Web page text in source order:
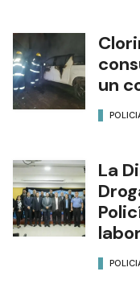
un
La